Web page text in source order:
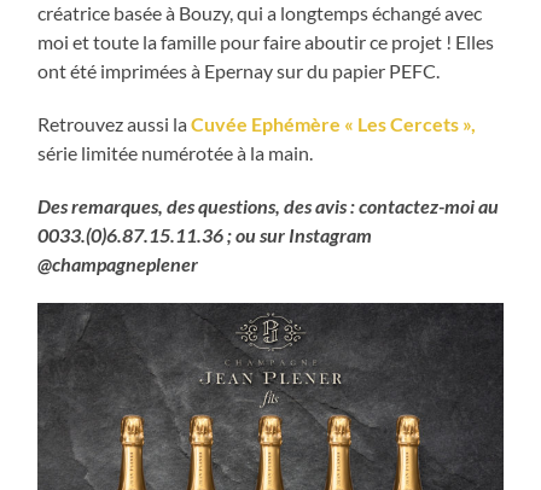
créatrice basée à Bouzy, qui a longtemps échangé avec
moi et toute la famille pour faire aboutir ce projet ! Elles
ont été imprimées à Epernay sur du papier PEFC.
Retrouvez aussi laCuvée Ephémère « Les Cercets »,
série limitée numérotée à la main.
Des remarques, des questions, des avis : contactez-moi au
0033.(0)6.87.15.11.36 ; ou sur Instagram
@champagneplener